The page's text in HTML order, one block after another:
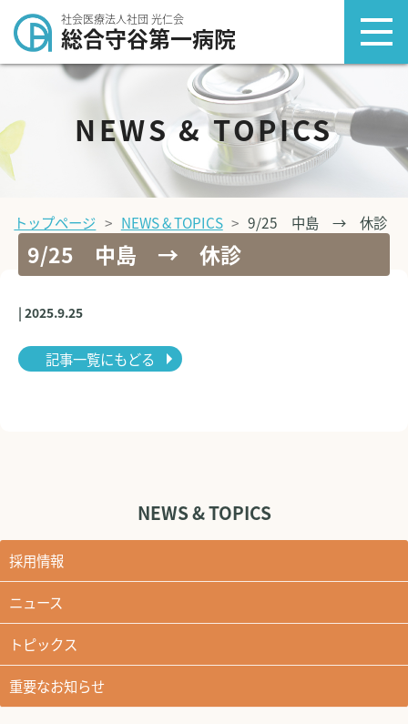
社会医療法人社団 光仁会
総合守谷第一病院
NEWS & TOPICS
トップページ NEWS & TOPICS 9/25 中島 → 休診
9/25 中島 → 休診
| 2025.9.25
記事一覧にもどる
NEWS & TOPICS
採用情報
ニュース
トピックス
重要なお知らせ